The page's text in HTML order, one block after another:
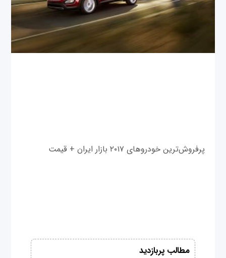
پرفروش‌ترین خودروهای ۲۰۱۷ بازار ایران + قیمت
مطالب پربازدید